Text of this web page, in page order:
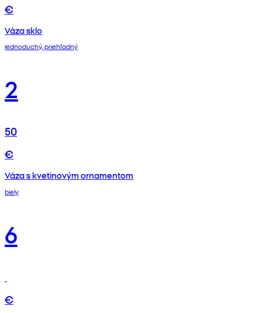
€
Váza sklo
jednoduchý, priehľadný
2
50
€
Váza s kvetinovým ornamentom
biely
6
€